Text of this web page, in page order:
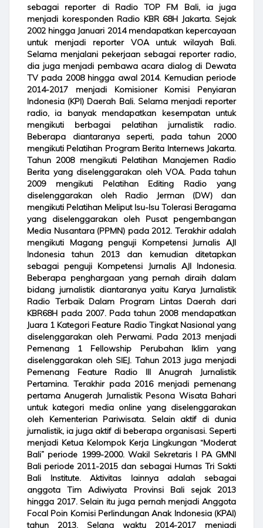
sebagai reporter di Radio TOP FM Bali, ia juga
menjadi koresponden Radio KBR 68H Jakarta. Sejak
2002 hingga Januari 2014 mendapatkan kepercayaan
untuk menjadi reporter VOA untuk wilayah Bali.
Selama menjalani pekerjaan sebagai reporter radio,
dia juga menjadi pembawa acara dialog di Dewata
TV pada 2008 hingga awal 2014. Kemudian periode
2014-2017 menjadi Komisioner Komisi Penyiaran
Indonesia (KPI) Daerah Bali. Selama menjadi reporter
radio, ia banyak mendapatkan kesempatan untuk
mengikuti berbagai pelatihan jurnalistik radio.
Beberapa diantaranya seperti, pada tahun 2000
mengikuti Pelatihan Program Berita Internews Jakarta.
Tahun 2008 mengikuti Pelatihan Manajemen Radio
Berita yang diselenggarakan oleh VOA. Pada tahun
2009 mengikuti Pelatihan Editing Radio yang
diselenggarakan oleh Radio Jerman (DW) dan
mengikuti Pelatihan Meliput Isu-Isu Tolerasi Beragama
yang diselenggarakan oleh Pusat pengembangan
Media Nusantara (PPMN) pada 2012. Terakhir adalah
mengikuti Magang penguji Kompetensi Jurnalis AJI
Indonesia tahun 2013 dan kemudian ditetapkan
sebagai penguji Kompetensi Jurnalis AJI Indonesia.
Beberapa penghargaan yang pernah diraih dalam
bidang jurnalistik diantaranya yaitu Karya Jurnalistik
Radio Terbaik Dalam Program Lintas Daerah dari
KBR68H pada 2007. Pada tahun 2008 mendapatkan
Juara 1 Kategori Feature Radio Tingkat Nasional yang
diselenggarakan oleh Perwami. Pada 2013 menjadi
Pemenang 1 Fellowship Perubahan Iklim yang
diselenggarakan oleh SIEJ. Tahun 2013 juga menjadi
Pemenang Feature Radio III Anugrah Jurnalistik
Pertamina. Terakhir pada 2016 menjadi pemenang
pertama Anugerah Jurnalistik Pesona Wisata Bahari
untuk kategori media online yang diselenggarakan
oleh Kementerian Pariwisata. Selain aktif di dunia
jurnalistik, ia juga aktif di beberapa organisasi. Seperti
menjadi Ketua Kelompok Kerja Lingkungan “Moderat
Bali” periode 1999-2000. Wakil Sekretaris I PA GMNI
Bali periode 2011-2015 dan sebagai Humas Tri Sakti
Bali Institute. Aktivitas lainnya adalah sebagai
anggota Tim Adiwiyata Provinsi Bali sejak 2013
hingga 2017. Selain itu juga pernah menjadi Anggota
Focal Poin Komisi Perlindungan Anak Indonesia (KPAI)
tahun 2013. Selang waktu 2014-2017 menjadi